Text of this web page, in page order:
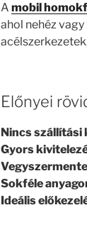
A mobil
ahol nehéz
Előnyei
Nincs szállítási
Gyors
Sokféle
Ideális